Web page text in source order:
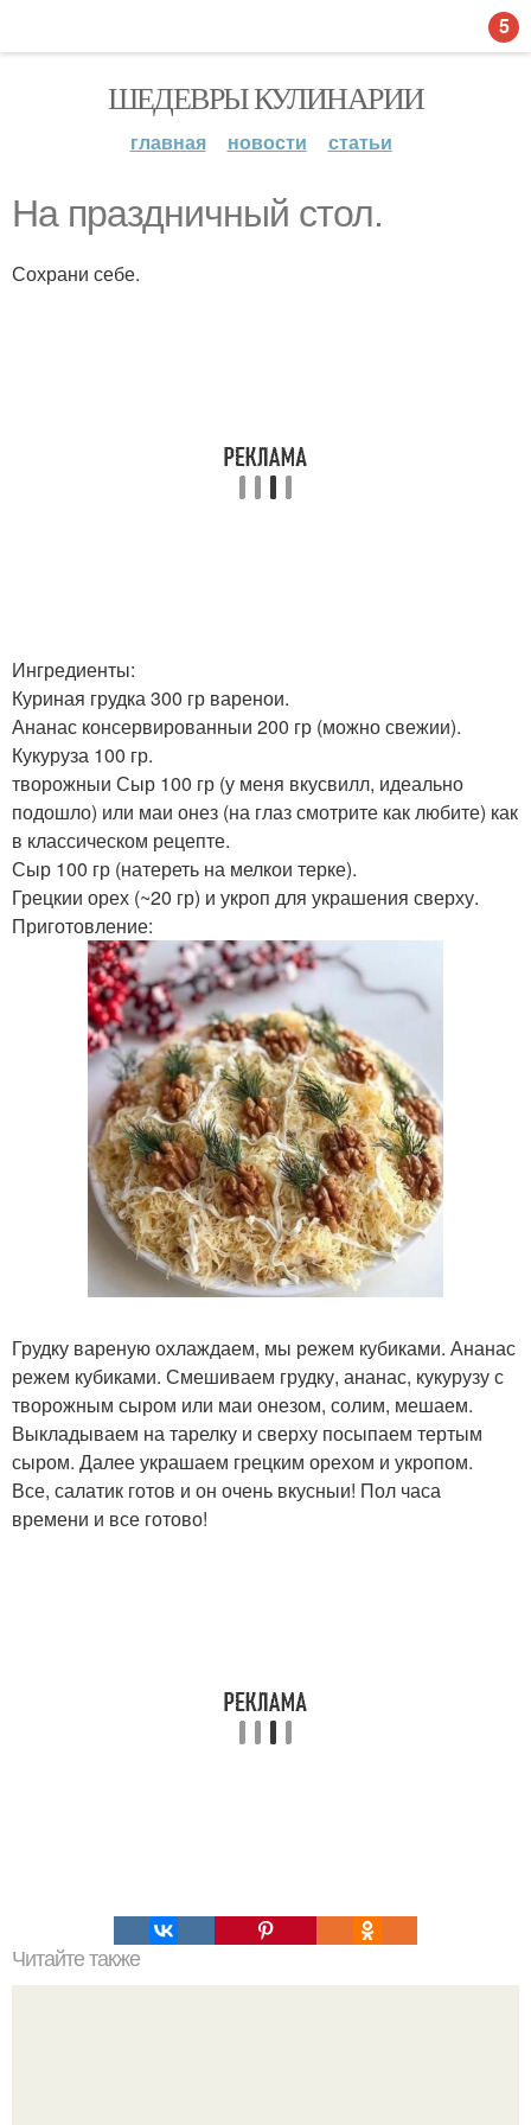
ШЕДЕВРЫ КУЛИНАРИИ
главная новости статьи
На праздничный стол.
Сохрани себе.
Ингредиенты:
Куриная грудка 300 гр варенои.
Ананас консервированныи 200 гр (можно свежии).
Кукуруза 100 гр.
творожныи Сыр 100 гр (у меня вкусвилл, идеально
подошло) или маи онез (на глаз смотрите как любите) как
в классическом рецепте.
Сыр 100 гр (натереть на мелкои терке).
Грецкии орех (~20 гр) и укроп для украшения сверху.
Приготовление:
Грудку вареную охлаждаем, мы режем кубиками. Ананас
режем кубиками. Смешиваем грудку, ананас, кукурузу с
творожным сыром или маи онезом, солим, мешаем.
Выкладываем на тарелку и сверху посыпаем тертым
сыром. Далее украшаем грецким орехом и укропом.
Все, салатик готов и он очень вкусныи! Пол часа
времени и все готово!
Читайте также
5